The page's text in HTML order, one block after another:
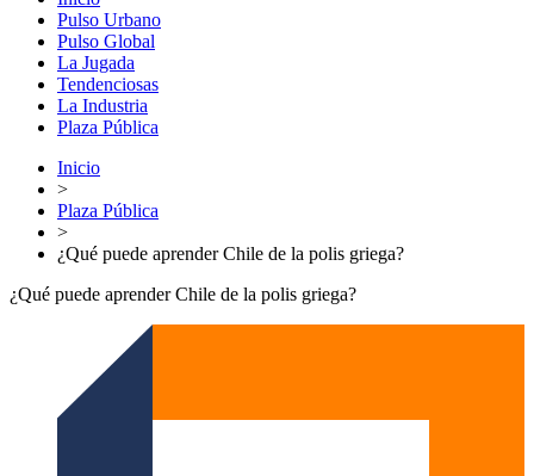
Pulso Urbano
Pulso Global
La Jugada
Tendenciosas
La Industria
Plaza Pública
Inicio
>
Plaza Pública
>
¿Qué puede aprender Chile de la polis griega?
¿Qué puede aprender Chile de la polis griega?